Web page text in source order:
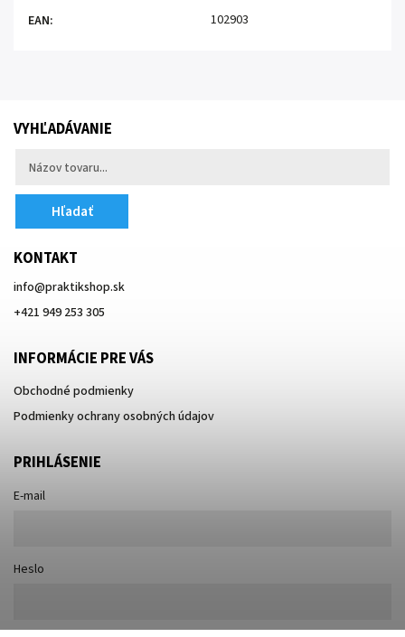
EAN: 102903
VYHĽADÁVANIE
Hľadať
KONTAKT
info@praktikshop.sk
+421 949 253 305
INFORMÁCIE PRE VÁS
Obchodné podmienky
Podmienky ochrany osobných údajov
PRIHLÁSENIE
E-mail
Heslo